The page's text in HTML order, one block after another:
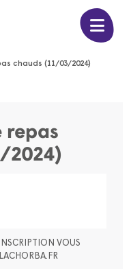
chauds (11/03/2024)
repas
2024)
VOUS